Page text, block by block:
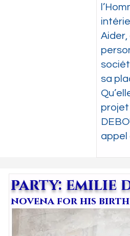
sa
projet
appel
party: emilie
novena for his